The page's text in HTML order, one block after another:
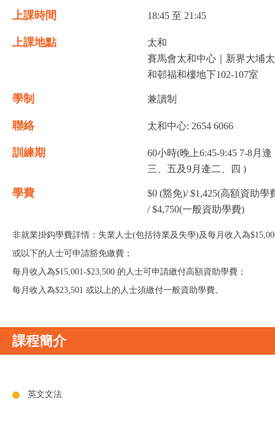
上課時間 18:45 至 21:45
上課地點
太和
賽馬會太和中心｜新界大埔太
和邨福和樓地下102-107室
學制 兼讀制
聯絡 太和中心: 2654 6066
訓練期
60小時(晚上6:45-9:45 7-8月逢
三、五及9月逄二、四 )
學費
$0 (豁免)/ $1,425(高額資助學
/ $4,750(一般資助學費)
非就業掛鈎學費詳情：失業人士(包括待業及失學)及每月收入為
或以下的人士可申請豁免繳費；
每月收入為$15,001-$23,500 的人士可申請繳付高額資助學費；
每月收入為$23,501 或以上的人士須繳付一般資助學費。
課程簡介
英文文法